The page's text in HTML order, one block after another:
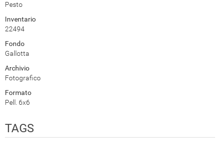
Pesto
Inventario
22494
Fondo
Gallotta
Archivio
Fotografico
Formato
Pell. 6x6
TAGS